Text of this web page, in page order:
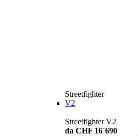
Streetfighter
V2
Streetfighter V2
da CHF 16´690